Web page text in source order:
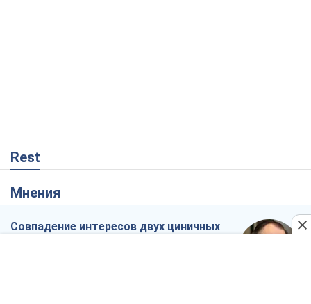
Rest
Мнения
Совпадение интересов двух циничных